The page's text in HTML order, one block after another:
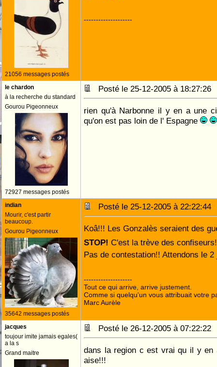
21056 messages postés
--------------------
le chardon
à la recherche du standard
Gourou Pigeonneux
72927 messages postés
Posté le 25-12-2005 à
rien qu'à Narbonne il y en a une
qu'on est pas loin de l' Espagne
indian
Mourir, c'est partir
beaucoup.
Gourou Pigeonneux
35642 messages postés
Posté le 25-12-2005 à
Koâ!!! Les Gonzalès seraient des
STOP! C'est la trève des
Pas de contestation!! Attendons le
--------------------
Tout ce qui arrive, arrive justement.
Comme si quelqu'un vous attribuait votre
Marc Aurèle
jacques
toujour imite jamais egales(
a la s
Grand maitre
Posté le 26-12-2005 à
dans la region c est vrai qu il y en
aise!!!